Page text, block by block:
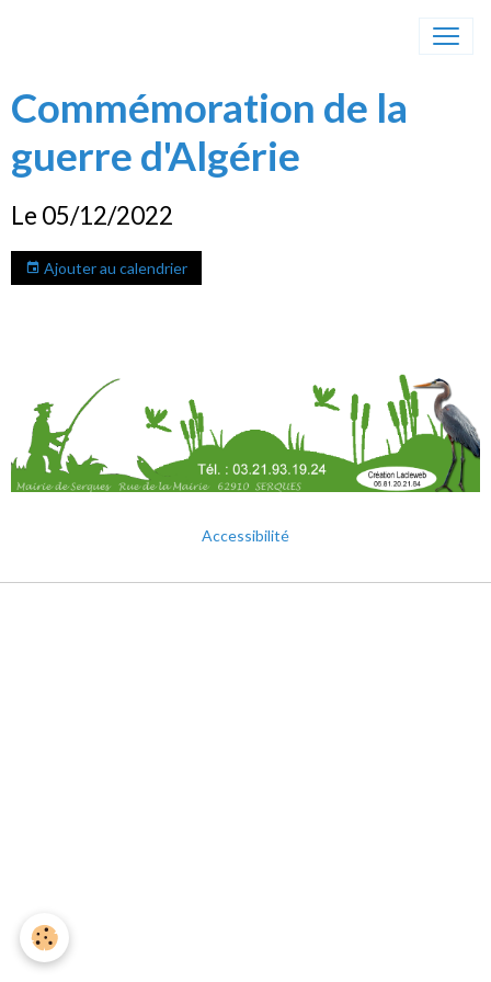
Commémoration de la
guerre d'Algérie
Le 05/12/2022
Ajouter au calendrier
Accessibilité